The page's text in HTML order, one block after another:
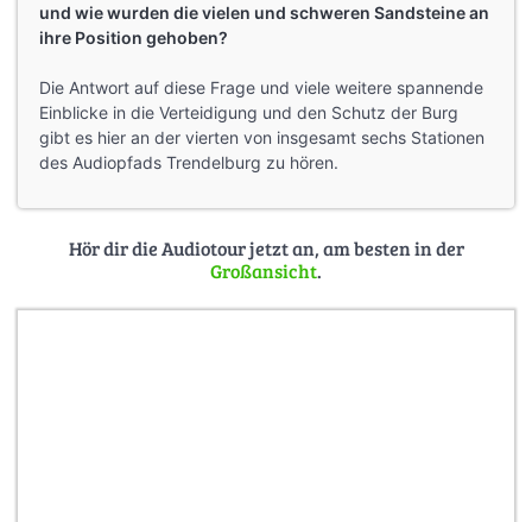
und wie wurden die vielen und schweren Sandsteine an
ihre Position gehoben?
Die Antwort auf diese Frage und viele weitere spannende
Einblicke in die Verteidigung und den Schutz der Burg
gibt es hier an der vierten von insgesamt sechs Stationen
des Audiopfads Trendelburg zu hören.
Hör dir die Audiotour jetzt an, am besten in der
Großansicht.